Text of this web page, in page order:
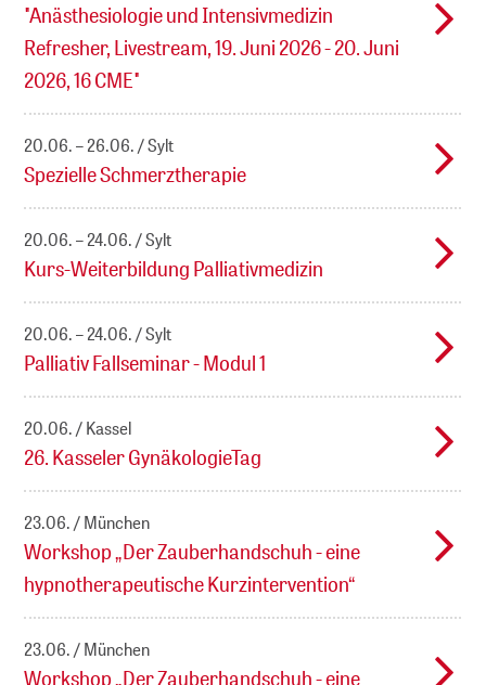
"Anästhesiologie und Intensivmedizin
Refresher, Livestream, 19. Juni 2026 - 20. Juni
2026, 16 CME"
20.06. – 26.06. Sylt
Spezielle Schmerztherapie
20.06. – 24.06. Sylt
Kurs-Weiterbildung Palliativmedizin
20.06. – 24.06. Sylt
Palliativ Fallseminar - Modul 1
20.06. Kassel
26. Kasseler GynäkologieTag
23.06. München
Workshop „Der Zauberhandschuh - eine
hypnotherapeutische Kurzintervention“
23.06. München
Workshop „Der Zauberhandschuh - eine